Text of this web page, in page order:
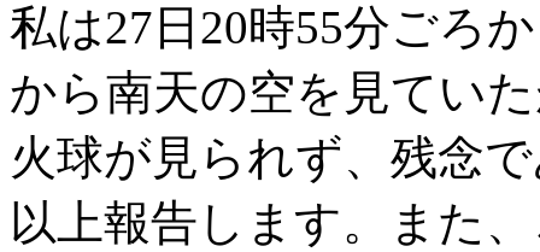
私は27日20時55分ごろ
から南天の空を見てい
火球が見られず、残念
以上報告します。また